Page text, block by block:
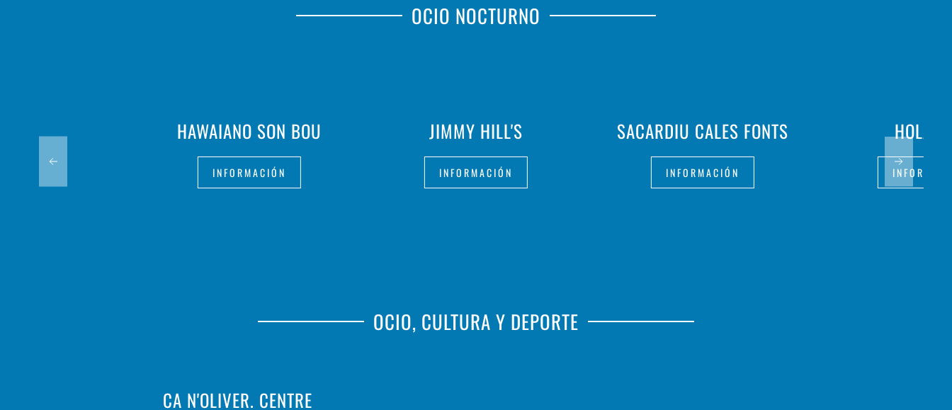
OCIO NOCTURNO
HAWAIANO SON BOU
INFORMACIÓN
JIMMY HILL'S
INFORMACIÓN
SACARDIU CALES FONTS
INFORMACIÓN
HOLA
OCIO, CULTURA Y DEPORTE
CA N'OLIVER. CENTRE